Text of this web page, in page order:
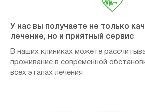
У нас вы получаете не только
лечение, но и приятный сервис
В наших клиниках можете
проживание в современной
всех этапах лечения